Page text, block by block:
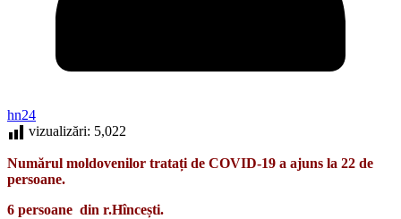
hn24
vizualizări: 5,022
Numărul moldovenilor tratați de COVID-19 a ajuns la 22 de
persoane.
6 persoane din r.Hîncești.